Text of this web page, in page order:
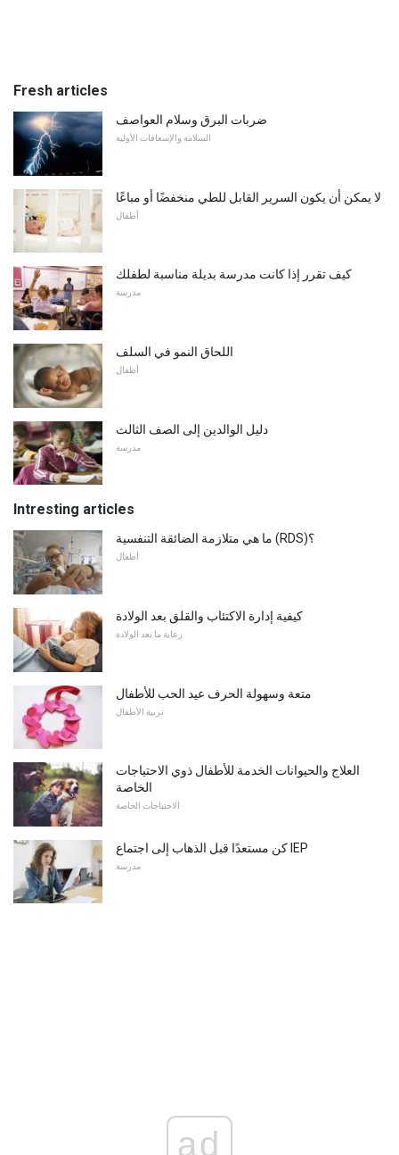
Fresh articles
ضربات البرق وسلام العواصف
السلامة والإسعافات الأولية
لا يمكن أن يكون السرير القابل للطي منخفضًا أو مباعًا
أطفال
كيف تقرر إذا كانت مدرسة بديلة مناسبة لطفلك
مدرسة
اللحاق النمو في السلف
أطفال
دليل الوالدين إلى الصف الثالث
مدرسة
Intresting articles
ما هي متلازمة الضائقة التنفسية (RDS)؟
أطفال
كيفية إدارة الاكتئاب والقلق بعد الولادة
رعاية ما بعد الولادة
متعة وسهولة الحرف عيد الحب للأطفال
تربية الأطفال
العلاج والحيوانات الخدمة للأطفال ذوي الاحتياجات
الخاصة
الاحتياجات الخاصة
كن مستعدًا قبل الذهاب إلى اجتماع IEP
مدرسة
ad